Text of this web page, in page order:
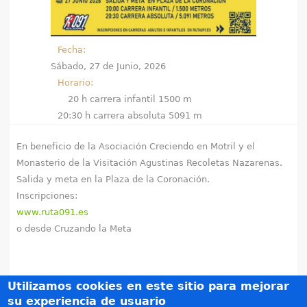
u
s
t
e
a
Fecha:
Sábado, 27 de Junio, 2026
Horario:
20 h carrera infantil 1500 m
20:30 h carrera absoluta 5091 m
En beneficio de la Asociación Creciendo en Motril y el
Monasterio de la Visitación Agustinas Recoletas Nazarenas.
Salida y meta en la Plaza de la Coronación.
Inscripciones:
www.ruta091.es
o desde Cruzando la Meta
Utilizamos cookies en este sitio para mejorar
su experiencia de usuario